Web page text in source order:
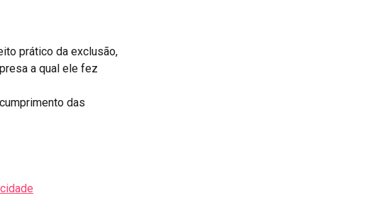
prático da exclusão,
a qual ele fez